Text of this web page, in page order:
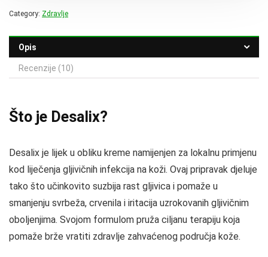
Category: Zdravlje
Opis
Recenzije (10)
Što je Desalix?
Desalix je lijek u obliku kreme namijenjen za lokalnu primjenu
kod liječenja gljivičnih infekcija na koži. Ovaj pripravak djeluje
tako što učinkovito suzbija rast gljivica i pomaže u
smanjenju svrbeža, crvenila i iritacija uzrokovanih gljivičnim
oboljenjima. Svojom formulom pruža ciljanu terapiju koja
pomaže brže vratiti zdravlje zahvaćenog područja kože.